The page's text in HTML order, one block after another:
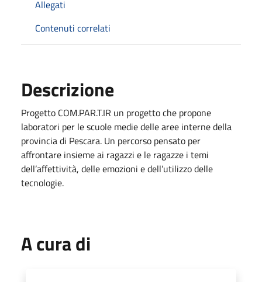
Allegati
Contenuti correlati
Descrizione
Progetto COM.PAR.T.IR un progetto che propone
laboratori per le scuole medie delle aree interne della
provincia di Pescara. Un percorso pensato per
affrontare insieme ai ragazzi e le ragazze i temi
dell’affettività, delle emozioni e dell’utilizzo delle
tecnologie.
A cura di